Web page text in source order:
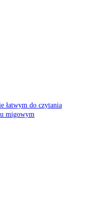
łatwym do czytania
migowym